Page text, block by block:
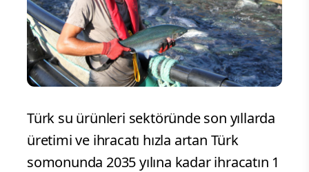
Türk su ürünleri sektöründe son yıllarda
üretimi ve ihracatı hızla artan Türk
somonunda 2035 yılına kadar ihracatın 1